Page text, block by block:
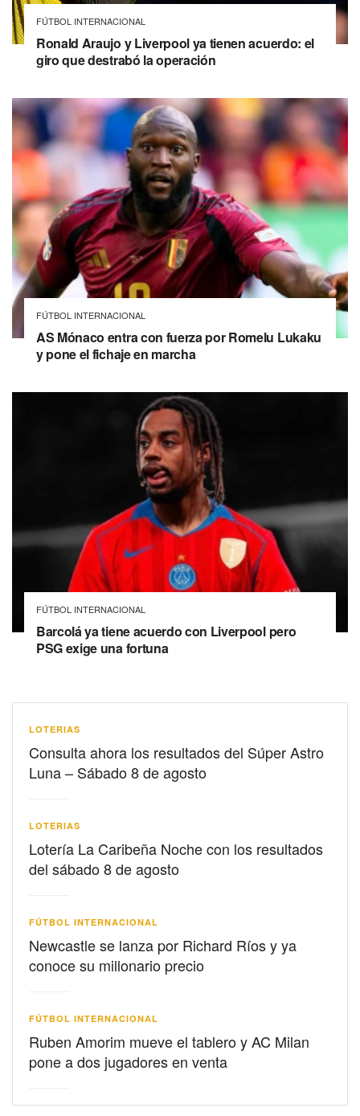
FÚTBOL INTERNACIONAL
Ronald Araujo y Liverpool ya tienen acuerdo: el
giro que destrabó la operación
FÚTBOL INTERNACIONAL
AS Mónaco entra con fuerza por Romelu Lukaku
y pone el fichaje en marcha
FÚTBOL INTERNACIONAL
Barcolá ya tiene acuerdo con Liverpool pero
PSG exige una fortuna
LOTERIAS
Consulta ahora los resultados del Súper Astro
Luna – Sábado 8 de agosto
LOTERIAS
Lotería La Caribeña Noche con los resultados
del sábado 8 de agosto
FÚTBOL INTERNACIONAL
Newcastle se lanza por Richard Ríos y ya
conoce su millonario precio
FÚTBOL INTERNACIONAL
Ruben Amorim mueve el tablero y AC Milan
pone a dos jugadores en venta